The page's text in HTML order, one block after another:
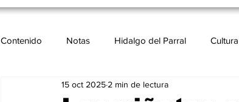
Contenido Notas Hidalgo del Parral Cultura
Cinematografía México Turismo
15 oct 2025 2 min de lectura